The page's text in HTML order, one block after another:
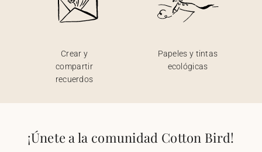
Crear y
compartir
recuerdos
Papeles y tintas
ecológicas
¡Únete a la comunidad Cotton Bird!